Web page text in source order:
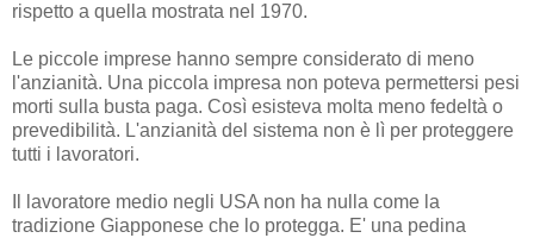
rispetto a quella mostrata nel 1970.
Le piccole imprese hanno sempre considerato di meno
l'anzianità. Una piccola impresa non poteva permettersi pesi
morti sulla busta paga. Così esisteva molta meno fedeltà o
prevedibilità. L'anzianità del sistema non è lì per proteggere
tutti i lavoratori.
Il lavoratore medio negli USA non ha nulla come la
tradizione Giapponese che lo protegga. E' una pedina